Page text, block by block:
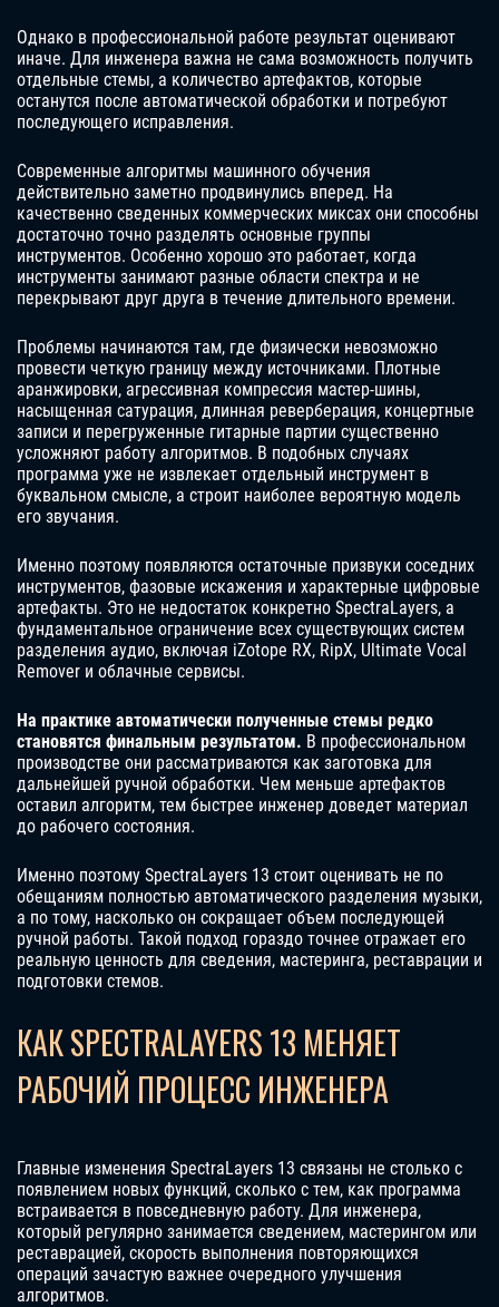
Однако в профессиональной работе результат оценивают
иначе. Для инженера важна не сама возможность получить
отдельные стемы, а количество артефактов, которые
останутся после автоматической обработки и потребуют
последующего исправления.
Современные алгоритмы машинного обучения
действительно заметно продвинулись вперед. На
качественно сведенных коммерческих миксах они способны
достаточно точно разделять основные группы
инструментов. Особенно хорошо это работает, когда
инструменты занимают разные области спектра и не
перекрывают друг друга в течение длительного времени.
Проблемы начинаются там, где физически невозможно
провести четкую границу между источниками. Плотные
аранжировки, агрессивная компрессия мастер-шины,
насыщенная сатурация, длинная реверберация, концертные
записи и перегруженные гитарные партии существенно
усложняют работу алгоритмов. В подобных случаях
программа уже не извлекает отдельный инструмент в
буквальном смысле, а строит наиболее вероятную модель
его звучания.
Именно поэтому появляются остаточные призвуки соседних
инструментов, фазовые искажения и характерные цифровые
артефакты. Это не недостаток конкретно SpectraLayers, а
фундаментальное ограничение всех существующих систем
разделения аудио, включая iZotope RX, RipX, Ultimate Vocal
Remover и облачные сервисы.
На практике автоматически полученные стемы редко
становятся финальным результатом. В профессиональном
производстве они рассматриваются как заготовка для
дальнейшей ручной обработки. Чем меньше артефактов
оставил алгоритм, тем быстрее инженер доведет материал
до рабочего состояния.
Именно поэтому SpectraLayers 13 стоит оценивать не по
обещаниям полностью автоматического разделения музыки,
а по тому, насколько он сокращает объем последующей
ручной работы. Такой подход гораздо точнее отражает его
реальную ценность для сведения, мастеринга, реставрации и
подготовки стемов.
КАК SPECTRALAYERS 13 МЕНЯЕТ
РАБОЧИЙ ПРОЦЕСС ИНЖЕНЕРА
Главные изменения SpectraLayers 13 связаны не столько с
появлением новых функций, сколько с тем, как программа
встраивается в повседневную работу. Для инженера,
который регулярно занимается сведением, мастерингом или
реставрацией, скорость выполнения повторяющихся
операций зачастую важнее очередного улучшения
алгоритмов.